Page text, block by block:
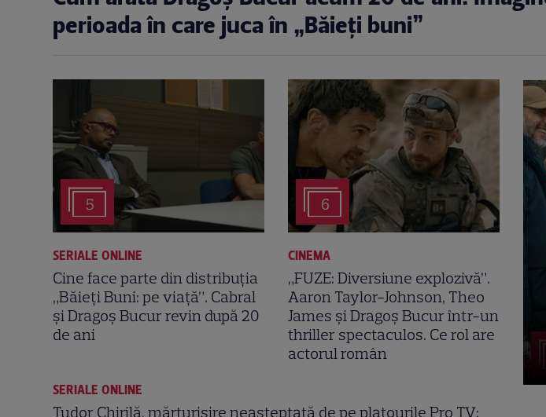
perioada în care juca în „Băieți buni”
5
SERIALE ONLINE
Cine face parte din distribuția
„Băieți Buni: pe viață”. Cabral
și Dragoș Bucur revin după 20
de ani
6
CINEMA
„FUZE: Diversiune explozivă”.
Aaron Taylor-Johnson, Theo
James și Dragoș Bucur într-un
thriller spectaculos. Ce rol are
actorul român
SERIALE ONLINE
Tudor Chirilă, mărturisire neașteptată de pe platourile Pro TV: